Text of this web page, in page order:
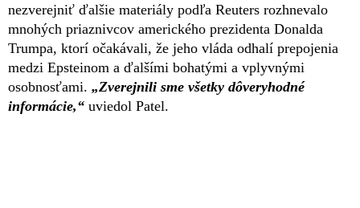
nezverejniť ďalšie materiály podľa Reuters rozhnevalo
mnohých priaznivcov amerického prezidenta Donalda
Trumpa, ktorí očakávali, že jeho vláda odhalí prepojenia
medzi Epsteinom a ďalšími bohatými a vplyvnými
osobnosťami. „Zverejnili sme všetky dôveryhodné
informácie,“ uviedol Patel.